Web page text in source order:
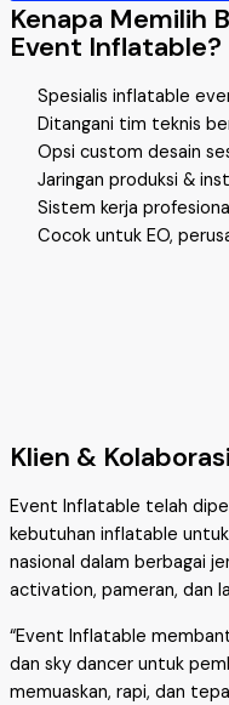
Kenapa Memilih
Event Inflatable?
Spesialis inflatable
Ditangani tim teknis
Opsi custom desain
Jaringan produksi &
Sistem kerja
Cocok untuk EO,
Klien & Kolaborasi
Event Inflatable telah
kebutuhan inflatable untuk
nasional dalam berbagai
activation, pameran, dan
“Event Inflatable
dan sky dancer untuk
memuaskan, rapi, dan